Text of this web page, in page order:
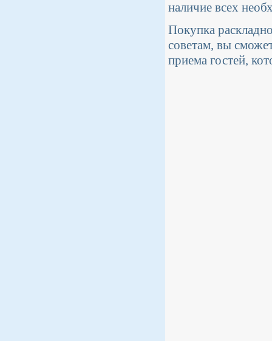
наличие всех
Покупка
советам, вы
приема гостей,